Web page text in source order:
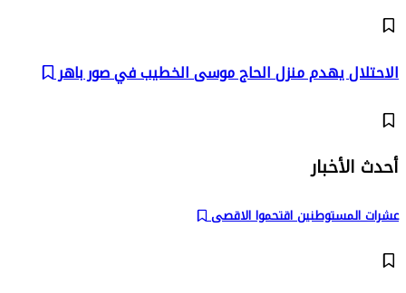
الاحتلال يهدم منزل الحاج موسى الخطيب في صور باهر
أحدث الأخبار
عشرات المستوطنين اقتحموا الاقصى